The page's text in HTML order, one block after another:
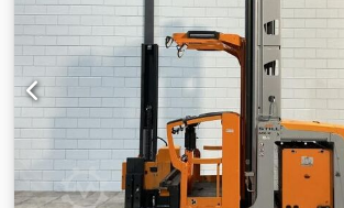
pålastning!! Bemærk, at masten er
– køberen skal derfor bestille et
montere masten igen! Producent: Still
Hy Isfx Ab Teha Årstal: 2021
612334Y00207 Løftehøjde: ca. 8.965 mm
lastekapacitet: 750 kg Driftstimer: 5.282,6 /
7.733,3 / 2.117 timer Egenvægt: 7.620 kg
80 V Batterivægt: maks. 1635 kg, min.
motorydelse: 7,0 kW Batterier: